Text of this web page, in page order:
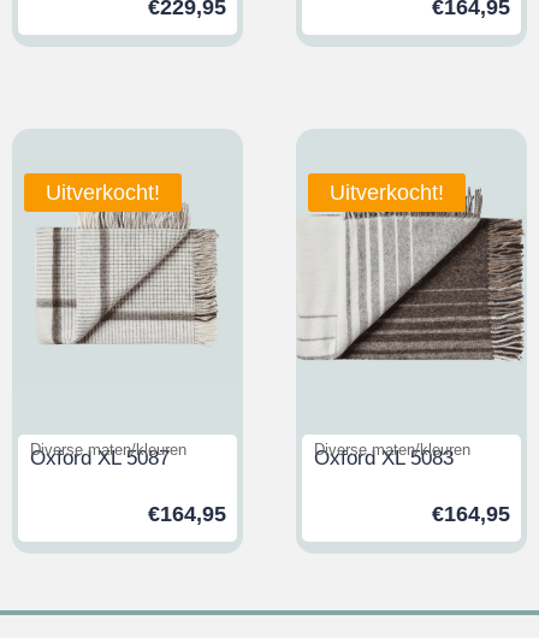
€229,95 €164,95
Uitverkocht!
Oxford XL 5087
Diverse maten/kleuren
€164,95
Uitverkocht!
Oxford XL 5083
Diverse maten/kleuren
€164,95